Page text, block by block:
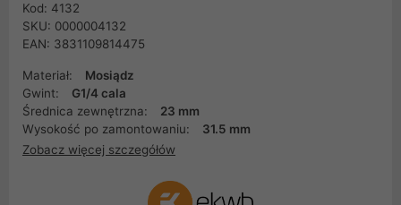
Kod: 4132
SKU: 0000004132
EAN: 3831109814475
Materiał:
Mosiądz
Gwint:
G1/4 cala
Średnica zewnętrzna:
23 mm
Wysokość po zamontowaniu:
31.5 mm
Zobacz więcej szczegółów